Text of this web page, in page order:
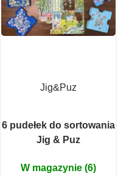
Jig&Puz
6 pudełek do sortowania
Jig & Puz
W magazynie (6)